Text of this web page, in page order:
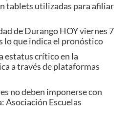
tablets utilizadas para afiliar
de Durango HOY viernes 7
lo que indica el pronóstico
estatus crítico en la
a través de plataformas
no deben imponerse con
Asociación Escuelas